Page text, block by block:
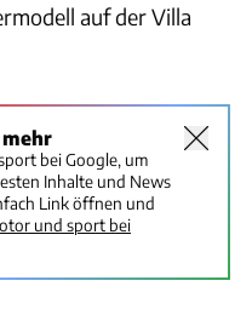
auf der Villa
bei Google, um
Inhalte und News
Link öffnen und
und sport bei